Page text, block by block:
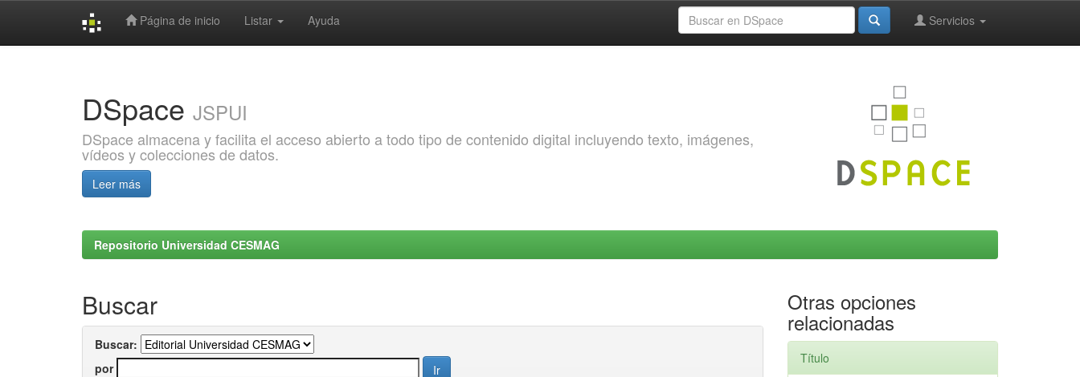
Página de inicio Listar Ayuda Servicios
DSpace JSPUI
DSpace almacena y facilita el acceso abierto a todo tipo de contenido digital incluyendo texto, imágenes,
vídeos y colecciones de datos.
Leer más
Repositorio Universidad CESMAG
Buscar
Buscar:
por
Otras opciones
relacionadas
Título